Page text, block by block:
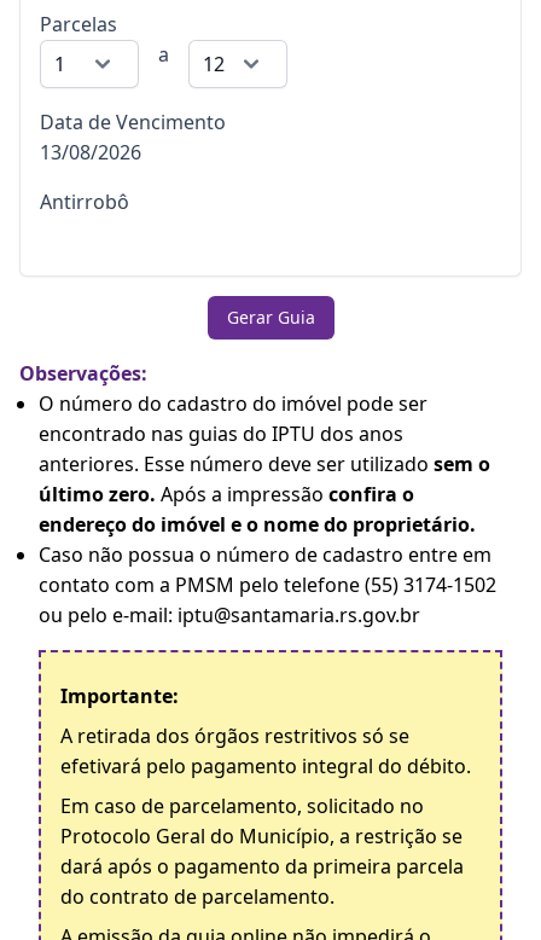
Parcelas
a
Data de Vencimento
13/08/2026
Antirrobô
Gerar Guia
Observações:
O número do cadastro do imóvel pode ser
encontrado nas guias do IPTU dos anos
anteriores. Esse número deve ser utilizado sem o
último zero. Após a impressão confira o
endereço do imóvel e o nome do proprietário.
Caso não possua o número de cadastro entre em
contato com a PMSM pelo telefone (55) 3174-1502
ou pelo e-mail: iptu@santamaria.rs.gov.br
Importante:
A retirada dos órgãos restritivos só se
efetivará pelo pagamento integral do débito.
Em caso de parcelamento, solicitado no
Protocolo Geral do Município, a restrição se
dará após o pagamento da primeira parcela
do contrato de parcelamento.